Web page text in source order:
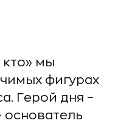
кто» мы
фигурах
Герой дня –